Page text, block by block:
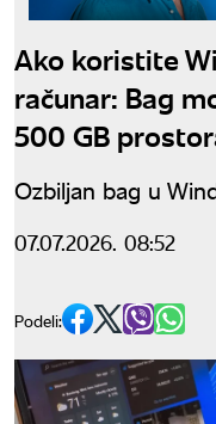
Ako koristite
računar: Bag
500 GB
Ozbiljan bag u
07.07.2026. 08:52
Podeli: